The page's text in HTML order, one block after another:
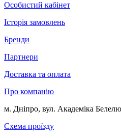
Особистий кабінет
Історія замовлень
Бренди
Партнери
Доставка та оплата
Про компанію
м. Дніпро, вул. Академіка
Схема проїзду